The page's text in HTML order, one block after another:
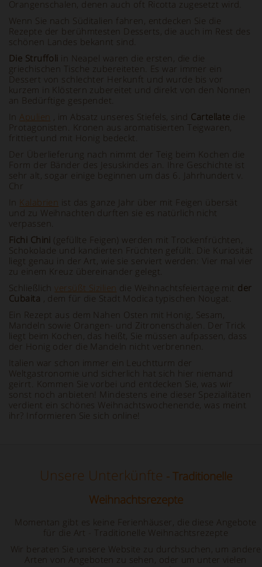
Orangenschalen, denen auch oft Ricotta zugesetzt wird.
Wenn Sie nach Süditalien fahren, entdecken Sie die
Rezepte der berühmtesten Desserts, die auch im Rest des
schönen Landes bekannt sind.
Die Struffoli in Neapel waren die ersten, die die
griechischen Tische zubereiteten. Es war immer ein
Dessert von schlechter Herkunft und wurde bis vor
kurzem in Klöstern zubereitet und direkt von den Nonnen
an Bedürftige gespendet.
InApulien , im Absatz unseres Stiefels, sind Cartellate die
Protagonisten. Kronen aus aromatisierten Teigwaren,
frittiert und mit Honig bedeckt.
Der Überlieferung nach nimmt der Teig beim Kochen die
Form der Bänder des Jesuskindes an. Ihre Geschichte ist
sehr alt, sogar einige beginnen um das 6. Jahrhundert v.
Chr
In Kalabrien ist das ganze Jahr über mit Feigen übersät
und zu Weihnachten durften sie es natürlich nicht
verpassen.
Fichi Chini (gefüllte Feigen) werden mit Trockenfrüchten,
Schokolade und kandierten Früchten gefüllt. Die Kuriosität
liegt genau in der Art, wie sie serviert werden: Vier mal vier
zu einem Kreuz übereinander gelegt.
Schließlichversüßt Sizilien die Weihnachtsfeiertage mit der
Cubaita , dem für die Stadt Modica typischen Nougat.
Ein Rezept aus dem Nahen Osten mit Honig, Sesam,
Mandeln sowie Orangen- und Zitronenschalen. Der Trick
liegt beim Kochen, das heißt, Sie müssen aufpassen, dass
der Honig oder die Mandeln nicht verbrennen.
Italien war schon immer ein Leuchtturm der
Weltgastronomie und sicherlich hat sich hier niemand
geirrt. Kommen Sie vorbei und entdecken Sie, was wir
sonst noch anbieten! Mindestens eine dieser Spezialitäten
verdient ein schönes Weihnachtswochenende, was meint
ihr? Informieren Sie sich online!
Unsere Unterkünfte - Traditionelle
Weihnachtsrezepte
Momentan gibt es keine Ferienhäuser, die diese Angebote
für die Art
- Traditionelle Weihnachtsrezepte
Wir beraten Sie unsere Website zu durchsuchen, um andere
Arten von Angeboten zu sehen, oder um unter vielen